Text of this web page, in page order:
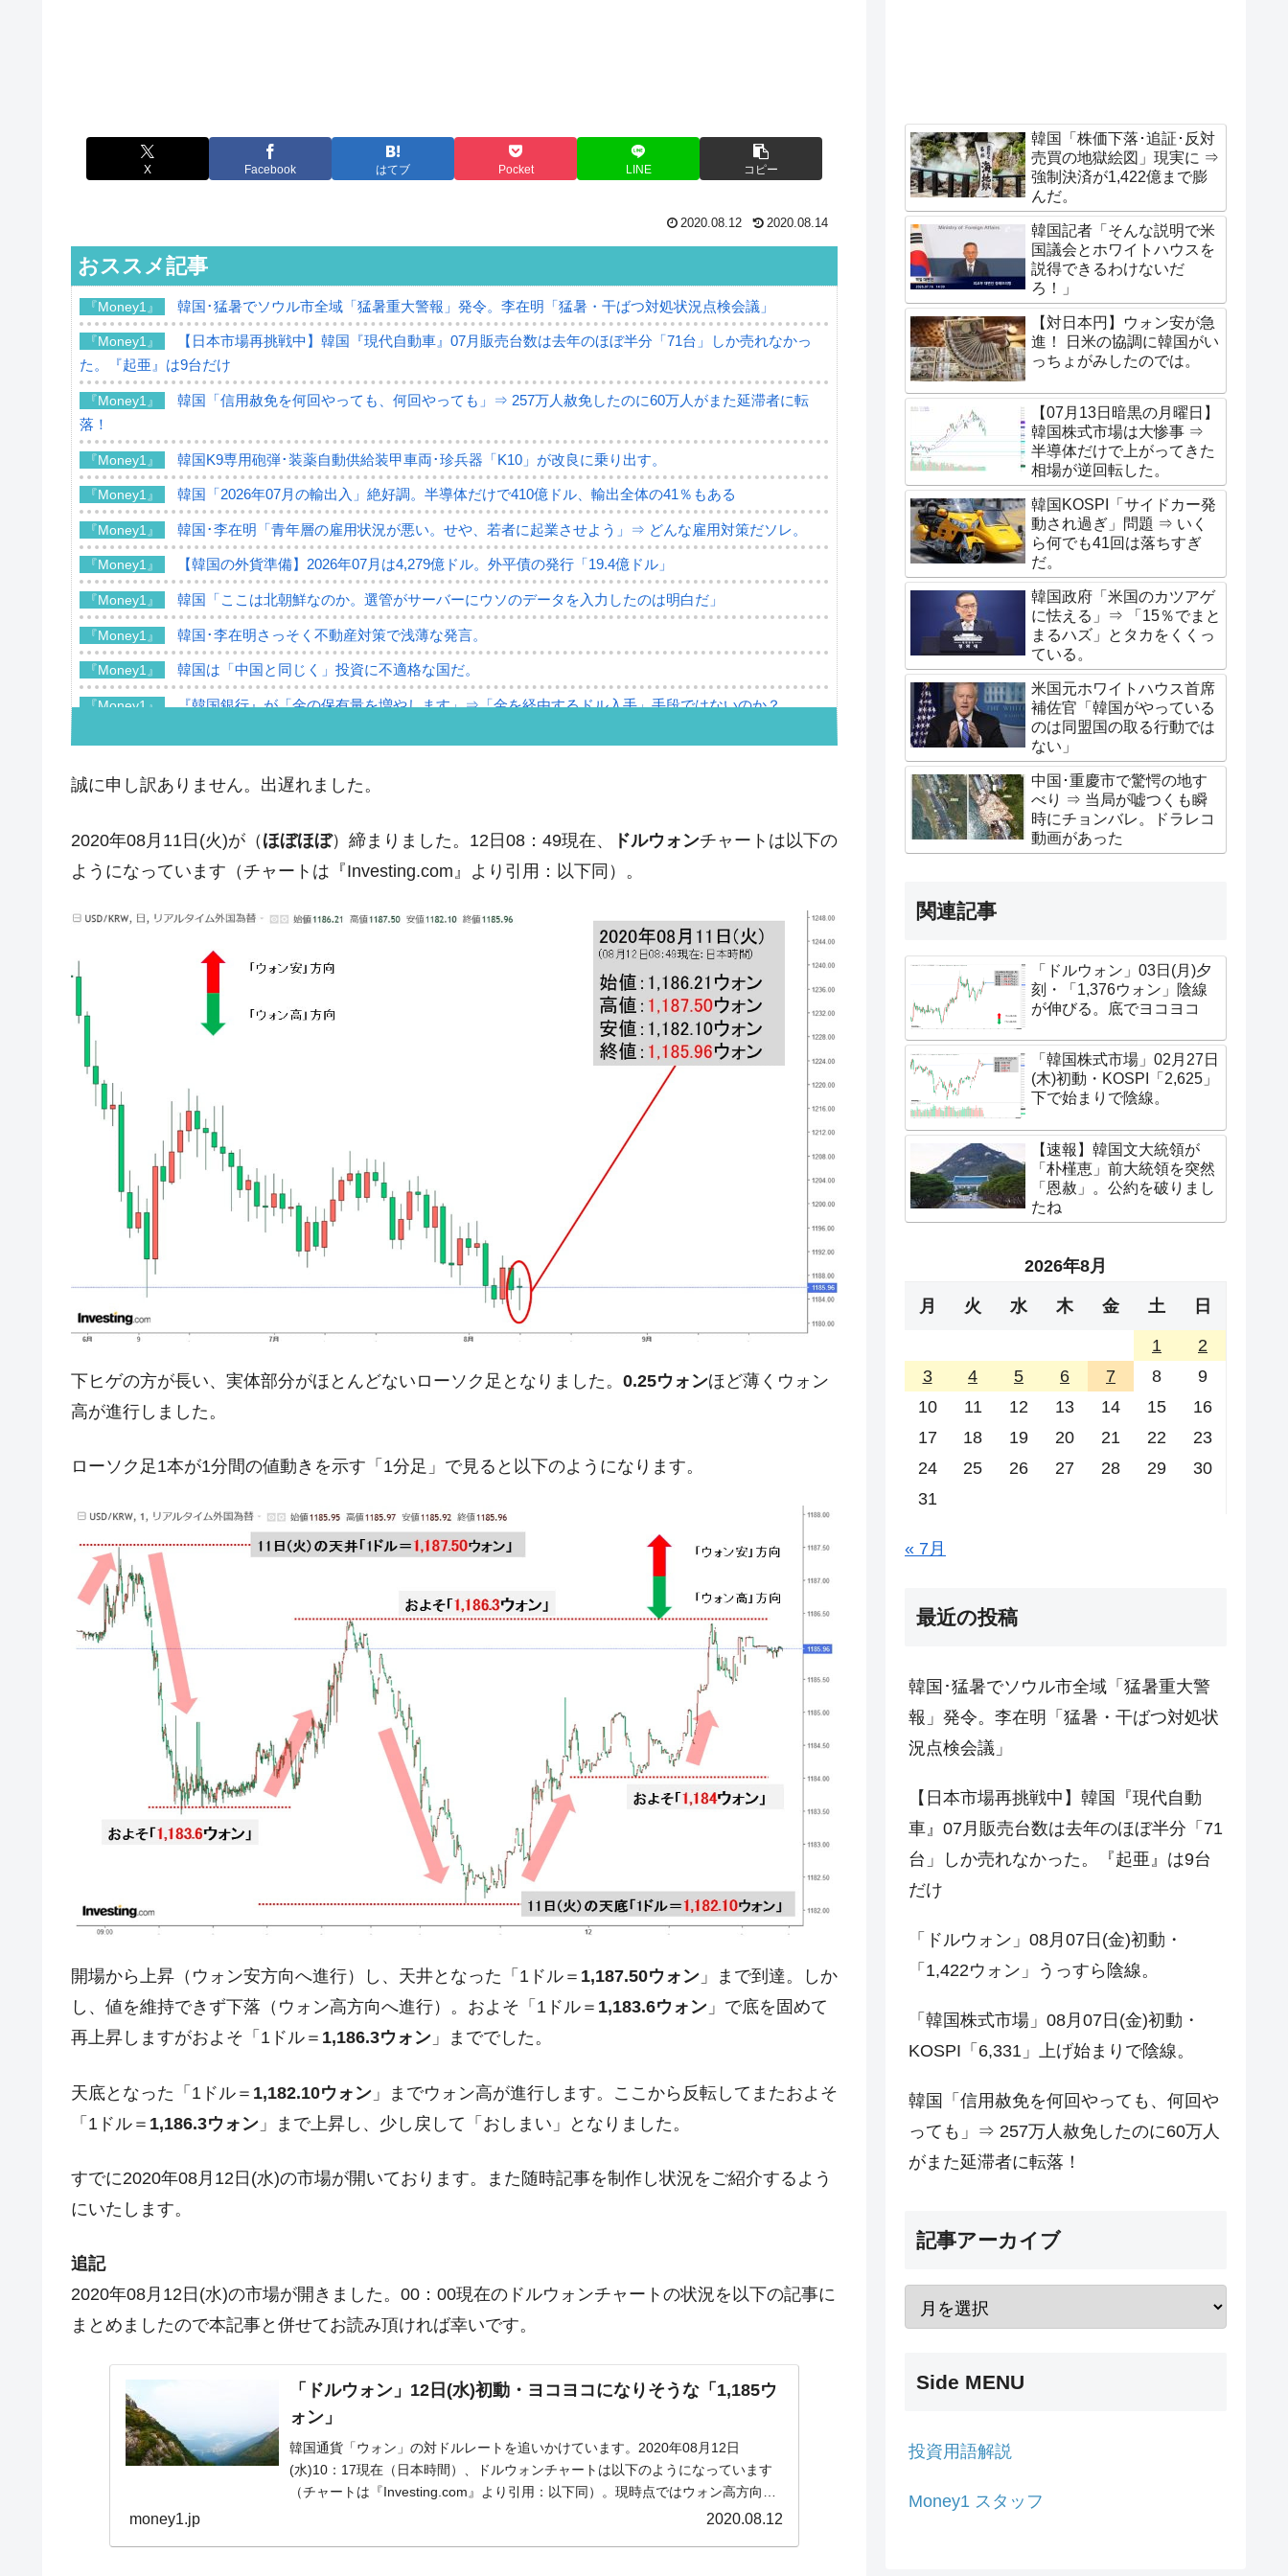
X Facebook はてブ Pocket LINE コピー
2020.08.12 2020.08.14
おススメ記事
『Money1』 韓国･猛暑でソウル市全域「猛暑重大警報」発令。李在明「猛暑・干ばつ対処状況点検会議」
『Money1』
【日本市場再挑戦中】韓国『現代自動車』07月販売台数は去年のほぼ半分「71台」しか売れなかっ
た。『起亜』は9台だけ
『Money1』
韓国「信用赦免を何回やっても、何回やっても」⇒ 257万人赦免したのに60万人がまた延滞者に転
落！
『Money1』 韓国K9専用砲弾･装薬自動供給装甲車両･珍兵器「K10」が改良に乗り出す。
『Money1』 韓国「2026年07月の輸出入」絶好調。半導体だけで410億ドル、輸出全体の41％もある
『Money1』 韓国･李在明「青年層の雇用状況が悪い。せや、若者に起業させよう」⇒ どんな雇用対策だソレ。
『Money1』 【韓国の外貨準備】2026年07月は4,279億ドル。外平債の発行「19.4億ドル」
『Money1』 韓国「ここは北朝鮮なのか。選管がサーバーにウソのデータを入力したのは明白だ」
『Money1』 韓国･李在明さっそく不動産対策で浅薄な発言。
『Money1』 韓国は「中国と同じく」投資に不適格な国だ。
『Money1』 『韓国銀行』が「金の保有量を増やします」⇒「金を経由するドル入手」手段ではないのか？
『Money1』 韓国･帰ってきた李在明。李在明を支持しない「50.5％」に上昇
壟断
『Money1』 韓国･警察職員が「丸刈りになって抗議活動」
韓国製造業「半導体絶好調」のウラで他業種は全般的「不調」⇒ PSIが示す現況は決して良くない。
【米韓激突案件】韓国消費者院が『クーパン』1人当たり賠償10万ウォンを認定 ⇒ 総額3兆7,000億
『Money1』 韓国で猛暑。南東部では干ばつ
『Money1』 韓国型イージス搭載の次世代駆逐艦「KDDX」1番艦、2032年竣工と公示
『Money1』 【対日本円】ウォン安が急進！ 日米の協調に韓国がいっちょがみしたのでは。
『Money1』
韓国政府『BYD』車への補助金を全廃 ⇒ 実は韓国で『BYD』車は売れている。6カ月で対前年同期比
『Money1』
在韓米国大使スティールが着韓！⇒ さっそく空港に詰めかけ「出て行け！」「極右勢力」のプラカー
ドを掲げる「在韓反米勢力」
『Money1』 韓国政府「2035年までに18.4GW規模のAIデータセンター整備」⇒ だから無理だってば。
JPモルガン「韓国レバレッジETFの清算はほぼ終わった」
『Money1』
『Money1』 韓国政府「ニセＫ-ブランドを通報しようキャンペーン」⇒ あの名物教授も登場！
『Money1』 韓国「橋が落ちました」⇒ 耐久性「なさすぎ」では。
『Money1』 韓国鉄鋼最大手『POSCO』ズブズブ沈む。営業利益80.2％も減少
する差別。許してはおかぬ
韓国半導体『SKハイニックス』2026年2Qの業績「史上最高益」当期純利益は前年同期比13.4倍に。
『Money1』 韓国･加徳島新国際空港「またも暗礁」の危機 ⇒ 10.7兆では損が出るからできない。
『Money1』
【速報】韓国株式市場の暴落・本日07月29日(水)もサイドカー・サーキットブレイカーの二段コンボ
発動！
『Money1』 IT産業は人を雇用する効果は低い。全産業の半分未満しか雇用を生まない
『Money1』 韓国「株式市場が賭博場のように変質したのは政界の責任だ」
日本の誇る海洋資源調査船『白嶺』は先進技術の塊！
夏の甲子園、優勝校を最も多く輩出している都道府県とは？
今話題の「楽天ライオンズ」とは？
Fact1 奇跡の毛色「白毛馬」とは？
全て勝つといくら？ 競馬GI競走で勝利騎手がもらえる賞金とは？
Fact1 平成仮面ライダーの意外すぎるモチーフとは？
Fact1 日本人マスターズ挑戦の歴史。松山以前に最高位だった選手とは？
Fact1 甲子園通算本塁打、最多の清原に次いで多く打っている意外な選手とは？
セレクトセールの高額取引馬が稼いだ金額とは？
誠に申し訳ありません。出遅れました。
2020年08月11日(火)が（ ほぼほぼ）締まりました。12日08：49現在、 ドルウォンチャートは以下の
ようになっています（チャートは『Investing.com』より引用：以下同）。
下ヒゲの方が長い、実体部分がほとんどないローソク足となりました。 0.25ウォンほど薄くウォン
高が進行しました。
ローソク足1本が1分間の値動きを示す「1分足」で見ると以下のようになります。
開場から上昇（ウォン安方向へ進行）し、天井となった「1ドル＝ 1,187.50ウォン 」まで到達。しか
し、値を維持できず下落（ウォン高方向へ進行）。およそ「1ドル＝ 1,183.6ウォン 」で底を固めて
再上昇しますがおよそ「1ドル＝ 1,186.3ウォン 」まででした。
天底となった「1ドル＝ 1,182.10ウォン 」までウォン高が進行します。ここから反転してまたおよそ
「1ドル＝ 1,186.3ウォン 」まで上昇し、少し戻して「おしまい」となりました。
すでに2020年08月12日(水)の市場が開いております。また随時記事を制作し状況をご紹介するよう
にいたします。
追記
2020年08月12日(水)の市場が開きました。00：00現在のドルウォンチャートの状況を以下の記事に
まとめましたので本記事と併せてお読み頂ければ幸いです。
「ドルウォン」12日(水)初動・ヨコヨコになりそうな「1,185ウ
ォン」
韓国通貨「ウォン」の対ドルレートを追いかけています。2020年08月12日
(水)10：17現在（日本時間）、ドルウォンチャートは以下のようになっています
（チャートは『Investing.com』より引用：以下同）。現時点ではウォン高方向へ
money1.jp 2020.08.12
韓国「株価下落･追証･反対
売買の地獄絵図」現実に ⇒
強制決済が1,422億まで膨
んだ。
韓国記者「そんな説明で米
国議会とホワイトハウスを
説得できるわけないだ
ろ！」
【対日本円】ウォン安が急
進！ 日米の協調に韓国がい
っちょがみしたのでは。
【07月13日暗黒の月曜日】
韓国株式市場は大惨事 ⇒
半導体だけで上がってきた
相場が逆回転した。
韓国KOSPI「サイドカー発
動され過ぎ」問題 ⇒ いく
ら何でも41回は落ちすぎ
だ。
韓国政府「米国のカツアゲ
に怯える」⇒ 「15％でまと
まるハズ」とタカをくくっ
ている。
米国元ホワイトハウス首席
補佐官「韓国がやっている
のは同盟国の取る行動では
ない」
中国･重慶市で驚愕の地す
べり ⇒ 当局が嘘つくも瞬
時にチョンバレ。ドラレコ
動画があった
関連記事
「ドルウォン」03日(月)夕
刻・「1,376ウォン」陰線
が伸びる。底でヨコヨコ
「韓国株式市場」02月27日
(木)初動・KOSPI「2,625」
下で始まりで陰線。
【速報】韓国文大統領が
「朴槿恵」前大統領を突然
「恩赦」。公約を破りまし
たね
2026年8月
月 火 水 木 金 土 日
1
2
3
4 5 6 7 8
9
10
11 12 13 14 15
16
17
18 19 20 21 22
23
24
25 26 27 28 29
30
31
« 7月
最近の投稿
韓国･猛暑でソウル市全域「猛暑重大警
報」発令。李在明「猛暑・干ばつ対処状
況点検会議」
【日本市場再挑戦中】韓国『現代自動
車』07月販売台数は去年のほぼ半分「71
台」しか売れなかった。『起亜』は9台
だけ
「ドルウォン」08月07日(金)初動・
「1,422ウォン」うっすら陰線。
「韓国株式市場」08月07日(金)初動・
KOSPI「6,331」上げ始まりで陰線。
韓国「信用赦免を何回やっても、何回や
っても」⇒ 257万人赦免したのに60万人
がまた延滞者に転落！
記事アーカイブ
Side MENU
投資用語解説
Money1 スタッフ